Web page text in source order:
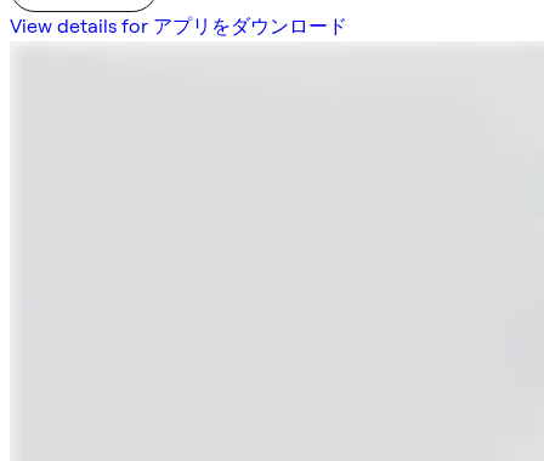
View details for アプリをダウンロード